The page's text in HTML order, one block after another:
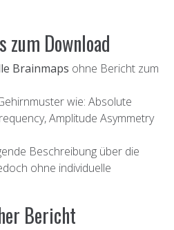
zum Download
Brainmaps ohne Bericht zum
wie: Absolute
Amplitude Asymmetry
Beschreibung über die
ohne individuelle
Bericht